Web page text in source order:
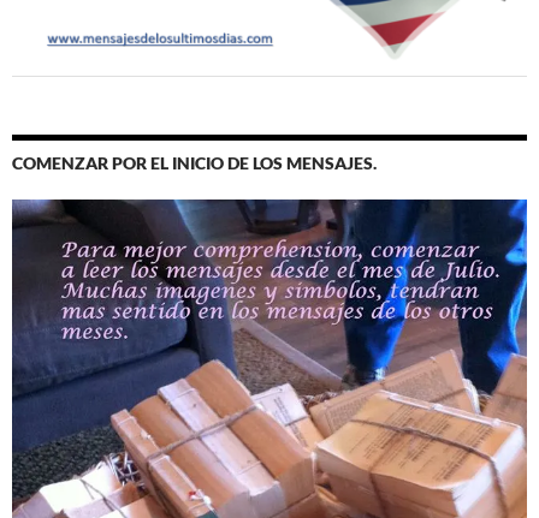
COMENZAR POR EL INICIO DE LOS MENSAJES.